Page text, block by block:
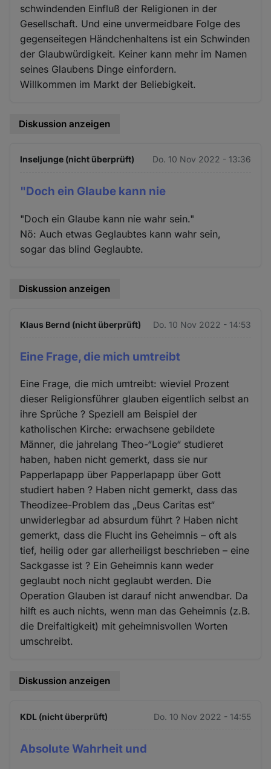
schwindenden Einfluß der Religionen in der
Gesellschaft. Und eine unvermeidbare Folge des
gegenseitegen Händchenhaltens ist ein Schwinden
der Glaubwürdigkeit. Keiner kann mehr im Namen
seines Glaubens Dinge einfordern.
Willkommen im Markt der Beliebigkeit.
Diskussion anzeigen
Inseljunge (nicht überprüft) Do. 10 Nov 2022 - 13:36
"Doch ein Glaube kann nie
"Doch ein Glaube kann nie wahr sein."
Nö: Auch etwas Geglaubtes kann wahr sein,
sogar das blind Geglaubte.
Diskussion anzeigen
Klaus Bernd (nicht überprüft) Do. 10 Nov 2022 - 14:53
Eine Frage, die mich umtreibt
Eine Frage, die mich umtreibt: wieviel Prozent
dieser Religionsführer glauben eigentlich selbst an
ihre Sprüche ? Speziell am Beispiel der
katholischen Kirche: erwachsene gebildete
Männer, die jahrelang Theo-“Logie“ studieret
haben, haben nicht gemerkt, dass sie nur
Papperlapapp über Papperlapapp über Gott
studiert haben ? Haben nicht gemerkt, dass das
Theodizee-Problem das „Deus Caritas est“
unwiderlegbar ad absurdum führt ? Haben nicht
gemerkt, dass die Flucht ins Geheimnis – oft als
tief, heilig oder gar allerheiligst beschrieben – eine
Sackgasse ist ? Ein Geheimnis kann weder
geglaubt noch nicht geglaubt werden. Die
Operation Glauben ist darauf nicht anwendbar. Da
hilft es auch nichts, wenn man das Geheimnis (z.B.
die Dreifaltigkeit) mit geheimnisvollen Worten
umschreibt.
Diskussion anzeigen
KDL (nicht überprüft) Do. 10 Nov 2022 - 14:55
Absolute Wahrheit und